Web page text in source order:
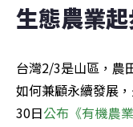
生態農業
台灣2/3是山區，農
如何兼顧永續發展
30日公布《有機農